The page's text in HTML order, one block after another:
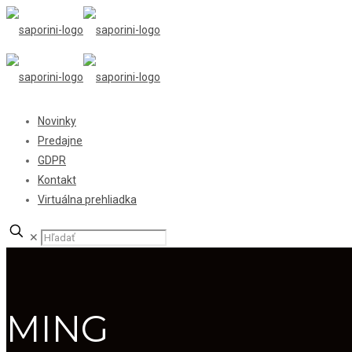
Novinky
Predajne
GDPR
Kontakt
Virtuálna prehliadka
✕
MING